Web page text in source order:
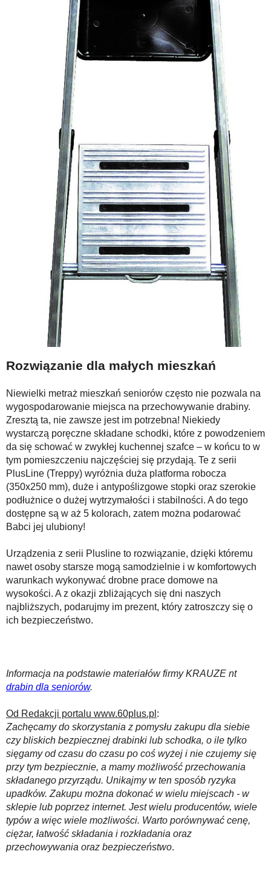
Rozwiązanie dla małych mieszkań
Niewielki metraż mieszkań seniorów często nie pozwala na
wygospodarowanie miejsca na przechowywanie drabiny.
Zresztą ta, nie zawsze jest im potrzebna! Niekiedy
wystarczą poręczne składane schodki, które z powodzeniem
da się schować w zwykłej kuchennej szafce – w końcu to w
tym pomieszczeniu najczęściej się przydają. Te z serii
PlusLine (Treppy) wyróżnia duża platforma robocza
(350x250 mm), duże i antypoślizgowe stopki oraz szerokie
podłużnice o dużej wytrzymałości i stabilności. A do tego
dostępne są w aż 5 kolorach, zatem można podarować
Babci jej ulubiony!
Urządzenia z serii Plusline to rozwiązanie, dzięki któremu
nawet osoby starsze mogą samodzielnie i w komfortowych
warunkach wykonywać drobne prace domowe na
wysokości. A z okazji zbliżających się dni naszych
najbliższych, podarujmy im prezent, który zatroszczy się o
ich bezpieczeństwo.
Informacja na podstawie materiałów firmy KRAUZE nt
drabin dla seniorów.
Od Redakcji portalu www.60plus.pl :
Zachęcamy do skorzystania z pomysłu zakupu dla siebie
czy bliskich bezpiecznej drabinki lub schodka, o ile tylko
sięgamy od czasu do czasu po coś wyżej i nie czujemy się
przy tym bezpiecznie, a mamy możliwość przechowania
składanego przyrządu. Unikajmy w ten sposób ryzyka
upadków. Zakupu można dokonać w wielu miejscach - w
sklepie lub poprzez internet. Jest wielu producentów, wiele
typów a więc wiele możliwości. Warto porównywać cenę,
ciężar, łatwość składania i rozkładania oraz
przechowywania oraz bezpieczeństwo.